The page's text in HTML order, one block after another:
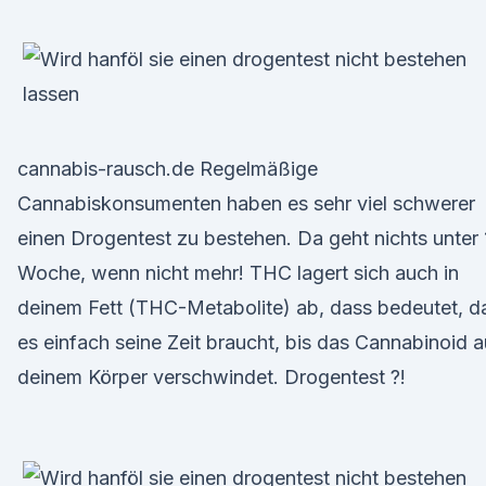
cannabis-rausch.de Regelmäßige
Cannabiskonsumenten haben es sehr viel schwerer
einen Drogentest zu bestehen. Da geht nichts unter
Woche, wenn nicht mehr! THC lagert sich auch in
deinem Fett (THC-Metabolite) ab, dass bedeutet,
es einfach seine Zeit braucht, bis das Cannabinoid
deinem Körper verschwindet. Drogentest ?!